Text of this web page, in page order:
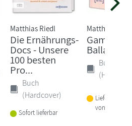
Matthias Riedl
Die Ernährungs-
Docs - Unsere
100 besten
Pro...
Buch
(Hardcover)
Sofort lieferbar
Matthias Riedl
Buch
Lieferbar
von 1-2